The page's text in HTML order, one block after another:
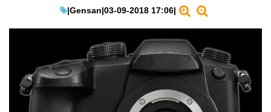
教學評測
IT Times
生成式AI與雲端應用
|Gensan|03-09-2018 17:06|